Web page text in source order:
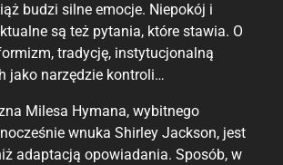
budzi silne emocje. Niepokój i
są też pytania, które stawia. O
tradycję, instytucjonalną
jako narzędzie kontroli…
Milesa Hymana, wybitnego
wnuka Shirley Jackson, jest
adaptacją opowiadania. Sposób, w